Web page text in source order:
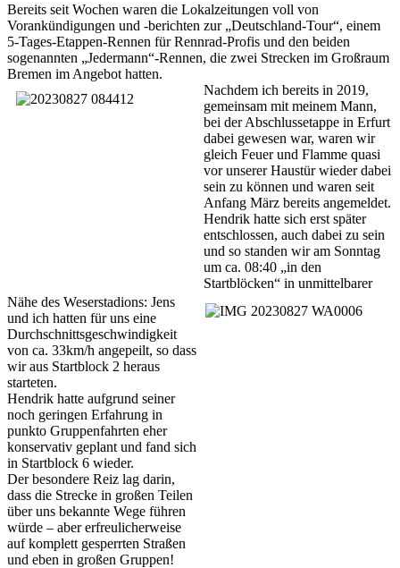
Bereits seit Wochen waren die Lokalzeitungen voll von
Vorankündigungen und -berichten zur „Deutschland-Tour“, einem
5-Tages-Etappen-Rennen für Rennrad-Profis und den beiden
sogenannten „Jedermann“-Rennen, die zwei Strecken im Großraum
Bremen im Angebot hatten.
Nachdem ich bereits in 2019,
gemeinsam mit meinem Mann,
bei der Abschlussetappe in Erfurt
dabei gewesen war, waren wir
gleich Feuer und Flamme quasi
vor unserer Haustür wieder dabei
sein zu können und waren seit
Anfang März bereits angemeldet.
Hendrik hatte sich erst später
entschlossen, auch dabei zu sein
und so standen wir am Sonntag
um ca. 08:40 „in den
Startblöcken“ in unmittelbarer
Nähe des Weserstadions: Jens
und ich hatten für uns eine
Durchschnittsgeschwindigkeit
von ca. 33km/h angepeilt, so dass
wir aus Startblock 2 heraus
starteten.
Hendrik hatte aufgrund seiner
noch geringen Erfahrung in
punkto Gruppenfahrten eher
konservativ geplant und fand sich
in Startblock 6 wieder.
Der besondere Reiz lag darin,
dass die Strecke in großen Teilen
über uns bekannte Wege führen
würde – aber erfreulicherweise
auf komplett gesperrten Straßen
und eben in großen Gruppen!